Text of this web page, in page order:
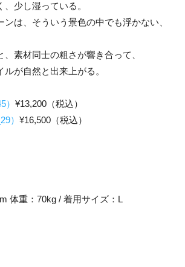
少し湿っている。
ンは、そういう景色の中でも浮かない、
素材同士の粗さが響き合って、
が自然と出来上がる。
¥13,200（税込）
） ¥16,500（税込）
体重：70kg / 着用サイズ：L